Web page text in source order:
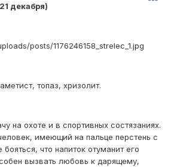
декабря)
posts/1176246158_strelec_1.jpg
топаз, хризолит.
на охоте и в спортивных состязаниях.
имеющий на пальце перстень с
что напиток отуманит его
вызвать любовь к дарящему,